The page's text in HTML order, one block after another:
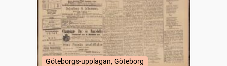
Göteborgs-upplagan, Göteborg